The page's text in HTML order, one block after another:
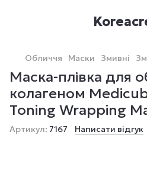
Обличчя Маски Змивні
Маска-плівка для
колагеном
Toning Wrapping
Артикул: 7167 Написати відгук